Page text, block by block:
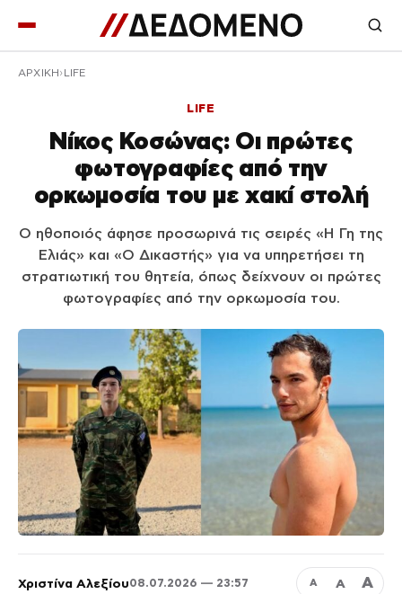
ΑΡΧΙΚΉ LIFE
LIFE
Νίκος Κοσώνας: Οι πρώτες
φωτογραφίες από την
ορκωμοσία του με χακί στολή
Ο ηθοποιός άφησε προσωρινά τις σειρές «Η Γη της
Ελιάς» και «Ο Δικαστής» για να υπηρετήσει τη
στρατιωτική του θητεία, όπως δείχνουν οι πρώτες
φωτογραφίες από την ορκωμοσία του.
Χριστίνα Αλεξίου08.07.2026 — 23:57 Α Α Α